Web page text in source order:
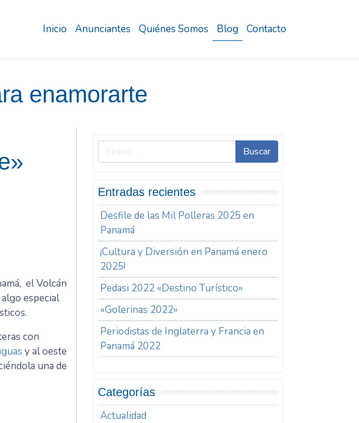
Inicio Anunciantes Quiénes Somos Blog Contacto
enamorarte
el Volcán
algo especial
con
y al oeste
una de
Buscar
Entradas recientes
Desfile de las Mil Polleras 2025 en
Panamá
¡Cultura y Diversión en Panamá enero
2025!
Pedasi 2022 «Destino Turístico»
«Golerinas 2022»
Periodistas de Inglaterra y Francia en
Panamá 2022
Categorías
Actualidad